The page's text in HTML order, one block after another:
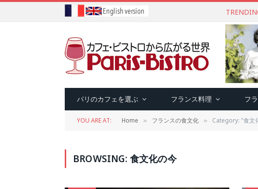
パリのカフェを選ぶ フランス料理 フ
YOU ARE AT: Home » フランスの食文化 » Category: "食文
BROWSING: 食文化の今